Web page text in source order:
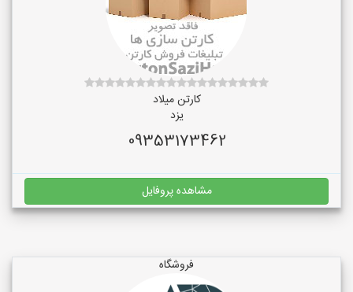
کارتن میلاد
یزد
09353173462
مشاهده پروفایل
فروشگاه